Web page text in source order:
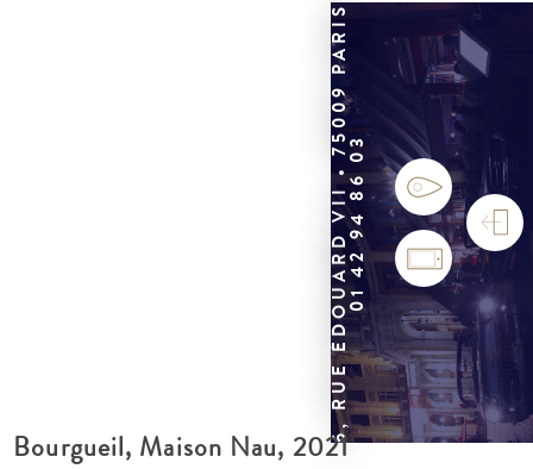
6, RUE ÉDOUARD VII • 75009 PARIS01 42 94 86 03
Bourgueil, Maison Nau, 2021